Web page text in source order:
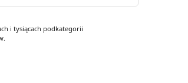
i tysiącach podkategorii